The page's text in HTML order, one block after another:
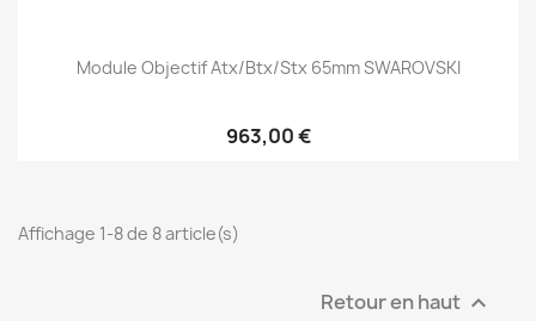
Module Objectif Atx/btx/stx 65mm SWAROVSKI
963,00 €
Affichage 1-8 de 8 article(s)
Retour en haut 